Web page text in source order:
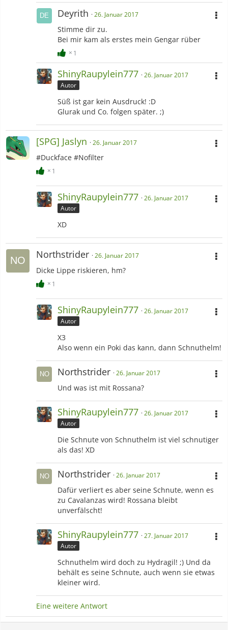
Deyrith 26. Januar 2017
Stimme dir zu.
Bei mir kam als erstes mein Gengar rüber
1
ShinyRaupylein777
26. Januar 2017
Autor
Süß ist gar kein Ausdruck! :D
Glurak und Co. folgen später. ;)
[SPG] Jaslyn 26. Januar 2017
#Duckface #Nofilter
1
ShinyRaupylein777
26. Januar 2017
Autor
XD
Northstrider 26. Januar 2017
Dicke Lippe riskieren, hm?
1
ShinyRaupylein777
26. Januar 2017
Autor
X3
Also wenn ein Poki das kann, dann Schnuthelm!
Northstrider 26. Januar 2017
Und was ist mit Rossana?
ShinyRaupylein777
26. Januar 2017
Autor
Die Schnute von Schnuthelm ist viel schnutiger
als das! XD
Northstrider 26. Januar 2017
Dafür verliert es aber seine Schnute, wenn es
zu Cavalanzas wird! Rossana bleibt
unverfälscht!
ShinyRaupylein777
27. Januar 2017
Autor
Schnuthelm wird doch zu Hydragil! ;) Und da
behält es seine Schnute, auch wenn sie etwas
kleiner wird.
Eine weitere Antwort